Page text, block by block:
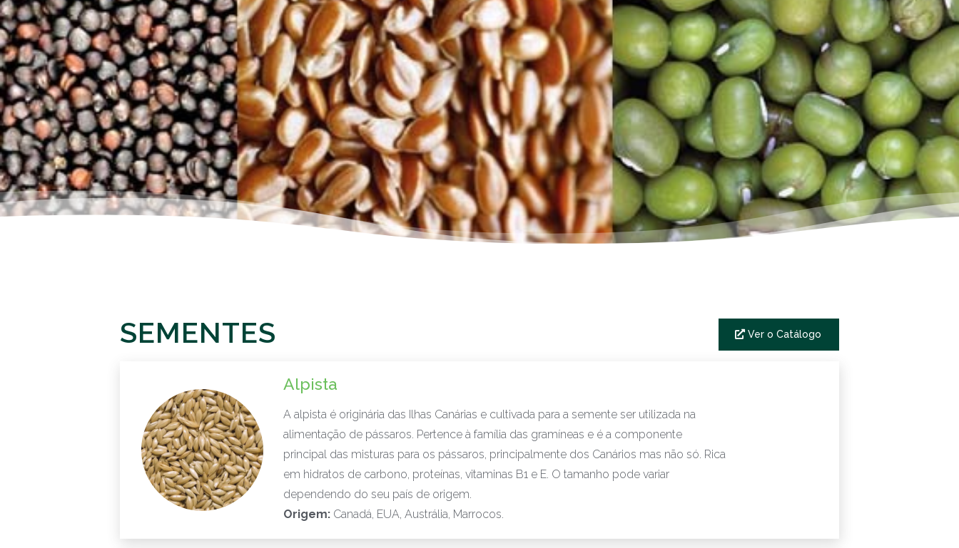
SEMENTES Ver o Catálogo
Alpista
A alpista é originária das Ilhas Canárias e cultivada para a semente ser utilizada na
alimentação de pássaros. Pertence à família das gramíneas e é a componente
principal das misturas para os pássaros, principalmente dos Canários mas não só. Rica
em hidratos de carbono, proteínas, vitaminas B1 e E. O tamanho pode variar
dependendo do seu país de origem.
Origem: Canadá, EUA, Austrália, Marrocos.